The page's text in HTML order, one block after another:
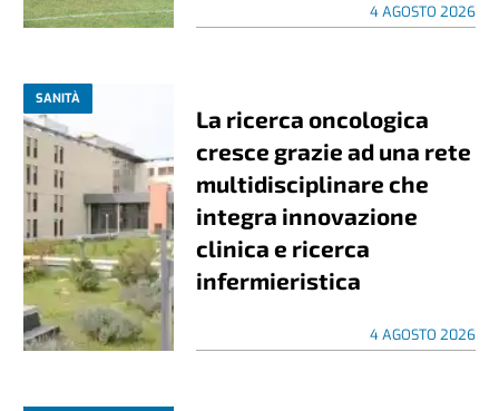
4 AGOSTO 2026
SANITÀ
La ricerca oncologica
cresce grazie ad una rete
multidisciplinare che
integra innovazione
clinica e ricerca
infermieristica
4 AGOSTO 2026